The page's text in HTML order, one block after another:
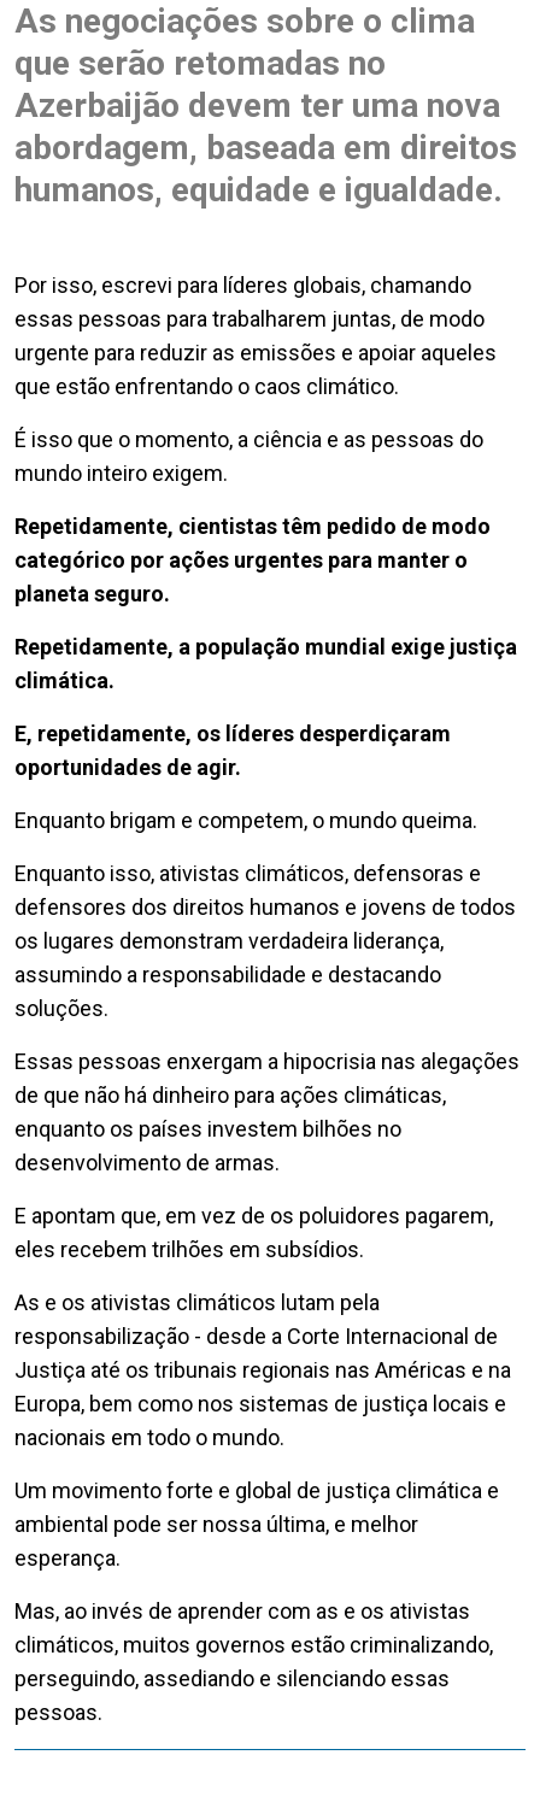
As negociações sobre o clima
que serão retomadas no
Azerbaijão devem ter uma nova
abordagem, baseada em direitos
humanos, equidade e igualdade.
Por isso, escrevi para líderes globais, chamando
essas pessoas para trabalharem juntas, de modo
urgente para reduzir as emissões e apoiar aqueles
que estão enfrentando o caos climático.
É isso que o momento, a ciência e as pessoas do
mundo inteiro exigem.
Repetidamente, cientistas têm pedido de modo
categórico por ações urgentes para manter o
planeta seguro.
Repetidamente, a população mundial exige justiça
climática.
E, repetidamente, os líderes desperdiçaram
oportunidades de agir.
Enquanto brigam e competem, o mundo queima.
Enquanto isso, ativistas climáticos, defensoras e
defensores dos direitos humanos e jovens de todos
os lugares demonstram verdadeira liderança,
assumindo a responsabilidade e destacando
soluções.
Essas pessoas enxergam a hipocrisia nas alegações
de que não há dinheiro para ações climáticas,
enquanto os países investem bilhões no
desenvolvimento de armas.
E apontam que, em vez de os poluidores pagarem,
eles recebem trilhões em subsídios.
As e os ativistas climáticos lutam pela
responsabilização - desde a Corte Internacional de
Justiça até os tribunais regionais nas Américas e na
Europa, bem como nos sistemas de justiça locais e
nacionais em todo o mundo.
Um movimento forte e global de justiça climática e
ambiental pode ser nossa última, e melhor
esperança.
Mas, ao invés de aprender com as e os ativistas
climáticos, muitos governos estão criminalizando,
perseguindo, assediando e silenciando essas
pessoas.